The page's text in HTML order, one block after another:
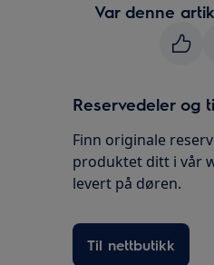
Var denne
Reservedeler og
Finn originale
produktet ditt i vår
levert på døren.
Til nettbutikk